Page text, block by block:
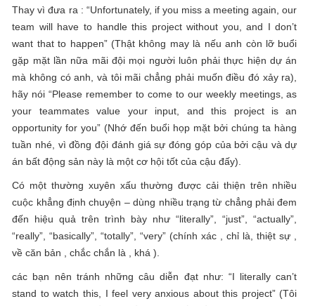
Thay vì đưa ra : “Unfortunately, if you miss a meeting again, our
team will have to handle this project without you, and I don’t
want that to happen” (Thật không may là nếu anh còn lỡ buổi
gặp mặt lần nữa mãi đội mọi người luôn phải thực hiện dự án
mà không có anh, và tôi mãi chẳng phải muốn điều đó xảy ra),
hãy nói “Please remember to come to our weekly meetings, as
your teammates value your input, and this project is an
opportunity for you” (Nhớ đến buổi họp mặt bởi chúng ta hàng
tuần nhé, vì đồng đội đánh giá sự đóng góp của bởi cậu và dự
án bất động sản này là một cơ hội tốt của cậu đấy).
Có một thường xuyên xấu thường được cải thiện trên nhiều
cuộc khẳng định chuyện – dùng nhiều trạng từ chẳng phải đem
đến hiệu quả trên trình bày như “literally”, “just”, “actually”,
“really”, “basically”, “totally”, “very” (chính xác , chỉ là, thiệt sự ,
về căn bản , chắc chắn là , khá ).
các bạn nên tránh những câu diễn đạt như: “I literally can’t
stand to watch this, I feel very anxious about this project” (Tôi